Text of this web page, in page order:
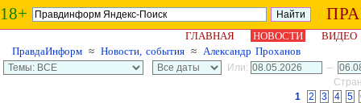
18+
ГЛАВНАЯ НОВОСТИ
ВИДЕО
ПравдаИнформ ≈ Новости, события ≈ Александр Проханов
Или:
–
1
2 3 4 5